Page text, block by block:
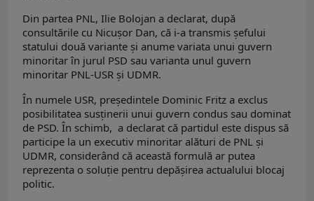
Din partea PNL, Ilie Bolojan a declarat, după
consultările cu Nicușor Dan, că i-a transmis șefului
statului două variante și anume variata unui guvern
minoritar în jurul PSD sau varianta unul guvern
minoritar PNL-USR și UDMR.
În numele USR, președintele Dominic Fritz a exclus
posibilitatea susținerii unui guvern condus sau dominat
de PSD. În schimb, a declarat că partidul este dispus să
participe la un executiv minoritar alături de PNL și
UDMR, considerând că această formulă ar putea
reprezenta o soluție pentru depășirea actualului blocaj
politic.